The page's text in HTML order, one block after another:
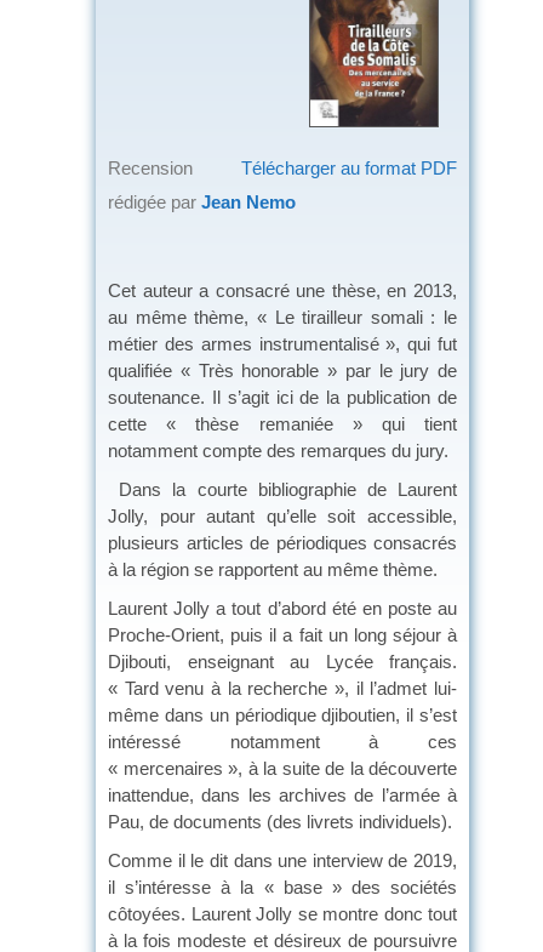
Télécharger au format PDF
Recension
rédigée par Jean Nemo
Cet auteur a consacré une thèse, en 2013,
au même thème, « Le tirailleur somali : le
métier des armes instrumentalisé », qui fut
qualifiée « Très honorable » par le jury de
soutenance. Il s’agit ici de la publication de
cette « thèse remaniée » qui tient
notamment compte des remarques du jury.
Dans la courte bibliographie de Laurent
Jolly, pour autant qu’elle soit accessible,
plusieurs articles de périodiques consacrés
à la région se rapportent au même thème.
Laurent Jolly a tout d’abord été en poste au
Proche-Orient, puis il a fait un long séjour à
Djibouti, enseignant au Lycée français.
« Tard venu à la recherche », il l’admet lui-
même dans un périodique djiboutien, il s’est
intéressé notamment à ces
« mercenaires », à la suite de la découverte
inattendue, dans les archives de l’armée à
Pau, de documents (des livrets individuels).
Comme il le dit dans une interview de 2019,
il s’intéresse à la « base » des sociétés
côtoyées. Laurent Jolly se montre donc tout
à la fois modeste et désireux de poursuivre